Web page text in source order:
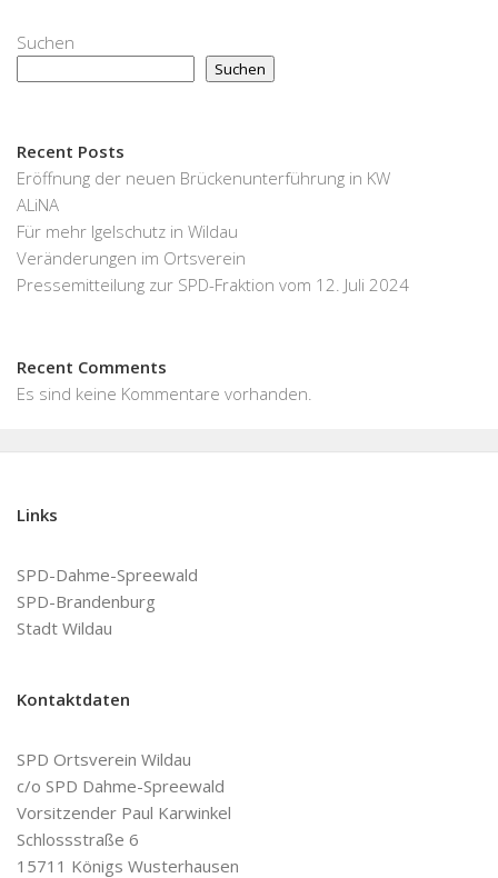
Suchen
Suchen
Recent Posts
Eröffnung der neuen Brückenunterführung in KW
ALiNA
Für mehr Igelschutz in Wildau
Veränderungen im Ortsverein
Pressemitteilung zur SPD-Fraktion vom 12. Juli 2024
Recent Comments
Es sind keine Kommentare vorhanden.
Links
SPD-Dahme-Spreewald
SPD-Brandenburg
Stadt Wildau
Kontaktdaten
SPD Ortsverein Wildau
c/o SPD Dahme-Spreewald
Vorsitzender Paul Karwinkel
Schlossstraße 6
15711 Königs Wusterhausen